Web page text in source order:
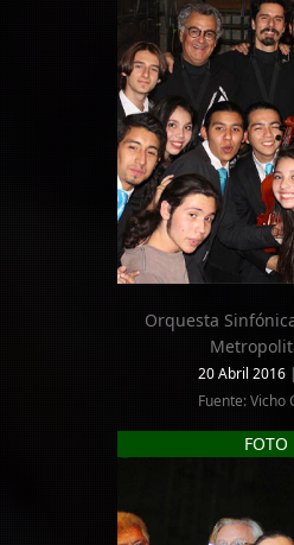
Orquesta
20 Abril 2016 |
Fuente: Vicho
FOTO